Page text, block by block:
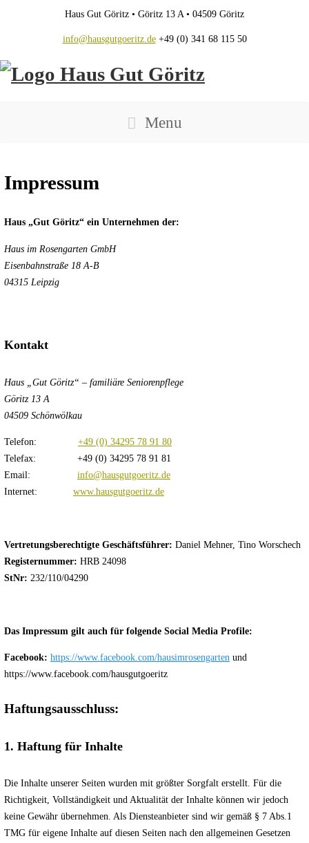
Haus Gut Göritz • Göritz 13 A • 04509 Göritz
info@hausgutgoeritz.de +49 (0) 341 68 115 50
Haus Gut Göritz
Menu
Impressum
Haus „Gut Göritz“ ein Unternehmen der:
Haus im Rosengarten GmbH
Eisenbahnstraße 18 A-B
04315 Leipzig
Kontakt
Haus „Gut Göritz“ – familiäre Seniorenpflege
Göritz 13 A
04509 Schönwölkau
Telefon: +49 (0) 34295 78 91 80
Telefax: +49 (0) 34295 78 91 81
Email: info@hausgutgoeritz.de
Internet: www.hausgutgoeritz.de
Vertretungsberechtigte Geschäftsführer: Daniel Mehner, Tino Worschech
Registernummer: HRB 24098
StNr: 232/110/04290
Das Impressum gilt auch für folgende Social Media Profile:
Facebook: https://www.facebook.com/hausimrosengarten und
https://www.facebook.com/hausgutgoeritz
Haftungsausschluss:
1. Haftung für Inhalte
Die Inhalte unserer Seiten wurden mit größter Sorgfalt erstellt. Für die
Richtigkeit, Vollständigkeit und Aktualität der Inhalte können wir jedoch
keine Gewähr übernehmen. Als Diensteanbieter sind wir gemäß § 7 Abs.1
TMG für eigene Inhalte auf diesen Seiten nach den allgemeinen Gesetzen